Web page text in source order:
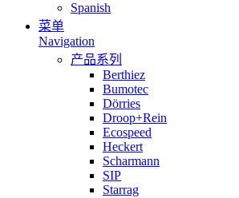
Spanish
菜单
Navigation
产品系列
Berthiez
Bumotec
Dörries
Droop+Rein
Ecospeed
Heckert
Scharmann
SIP
Starrag